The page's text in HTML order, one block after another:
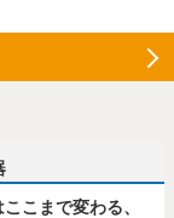
こまで変わる、